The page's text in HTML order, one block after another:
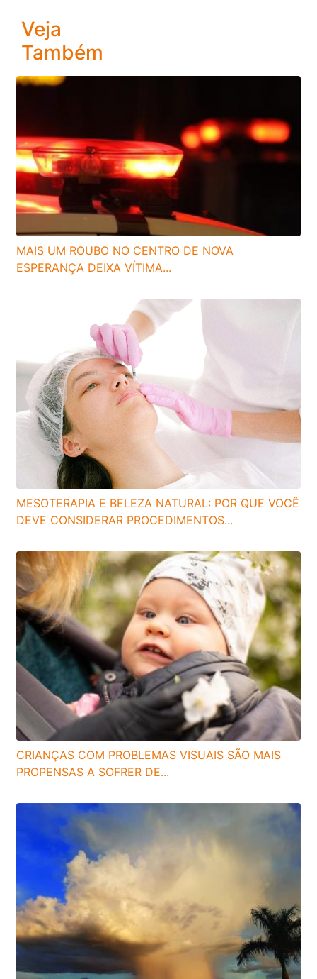
Veja
Também
MAIS UM ROUBO NO CENTRO DE NOVA
ESPERANÇA DEIXA VÍTIMA...
MESOTERAPIA E BELEZA NATURAL: POR QUE VOCÊ
DEVE CONSIDERAR PROCEDIMENTOS...
CRIANÇAS COM PROBLEMAS VISUAIS SÃO MAIS
PROPENSAS A SOFRER DE...